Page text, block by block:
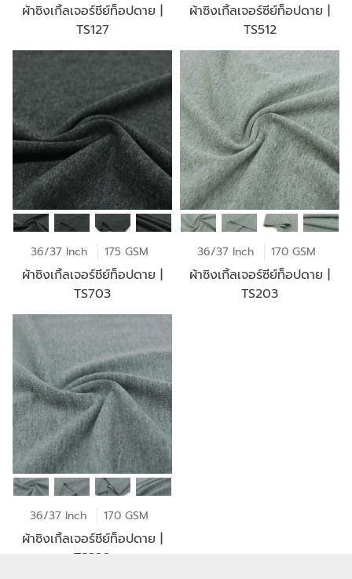
ผ้าซิงเกิ้ลเจอร์ซีย์ท็อปดาย |
TS127
ผ้าซิงเกิ้ลเจอร์ซีย์ท็อปดาย |
TS512
36/37 Inch 175 GSM
ผ้าซิงเกิ้ลเจอร์ซีย์ท็อปดาย |
TS703
36/37 Inch 170 GSM
ผ้าซิงเกิ้ลเจอร์ซีย์ท็อปดาย |
TS203
36/37 Inch 170 GSM
ผ้าซิงเกิ้ลเจอร์ซีย์ท็อปดาย |
TS320